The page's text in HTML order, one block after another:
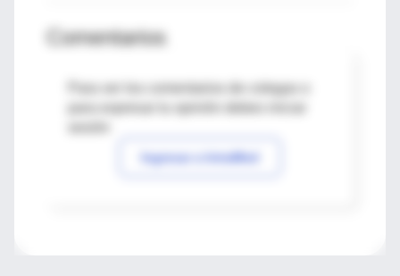
Comentarios
Para ver los comentarios de colegas o
Ingresar a IntraMed